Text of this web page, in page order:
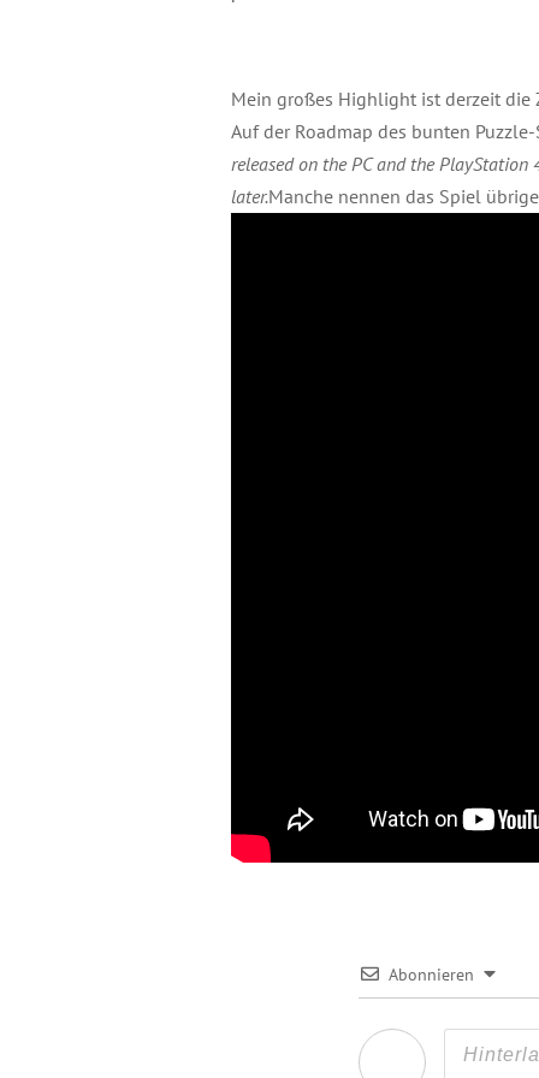
Mein großes Highlight ist derzeit die
Auf der Roadmap des bunten
released on the PC and the
later.Manche nennen das Spiel
Abonnieren